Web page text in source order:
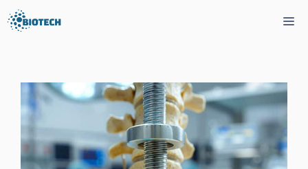
Aller
au